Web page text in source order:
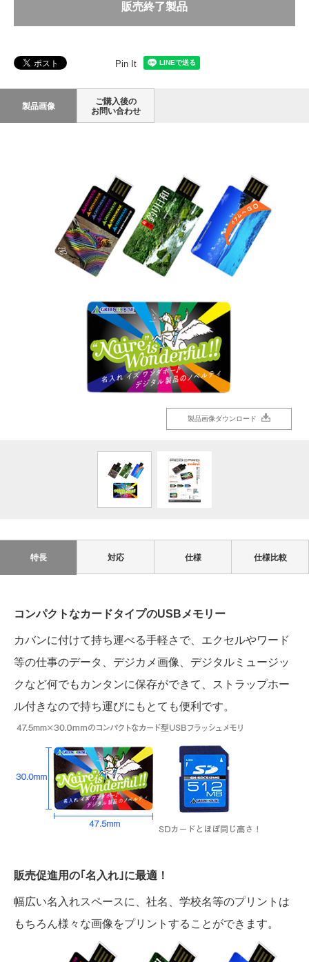
販売終了製品
Pin It
製品画像
ご購入後の
お問い合わせ
製品画像ダウンロード
製品画像ダウンロード
特長 対応 仕様 仕様比較
コンパクトなカードタイプのUSBメモリー
カバンに付けて持ち運べる手軽さで、エクセルやワード
等の仕事のデータ、デジカメ画像、デジタルミュージッ
クなど何でもカンタンに保存ができて、ストラップホー
ル付きなので持ち運びにもとても便利です。
販売促進用の｢名入れ｣に最適！
幅広い名入れスペースに、社名、学校名等のプリントは
もちろん様々な画像をプリントすることができます。